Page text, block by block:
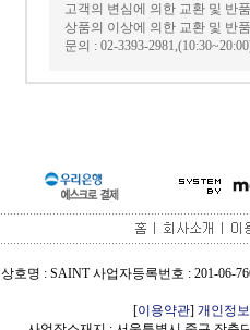
고객의 변심에 의한 교환 및 반
상품의 이상에 의한 교환 및 반
문의 : 02-3393-
상호명 : SAINT 사업자등록번호 : 201-06-
[이용약관] 개인정